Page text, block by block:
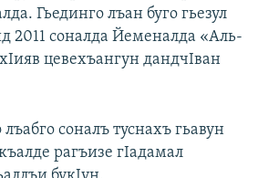
Гьединго лъан буго гьезул
2011 соналда Йеменалда «Аль-
цевехъангун дандчIван
соналъ туснахъ гьавун
рагъизе гIадамал